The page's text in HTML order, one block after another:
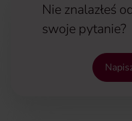
Nie znalazłeś
swoje pytanie?